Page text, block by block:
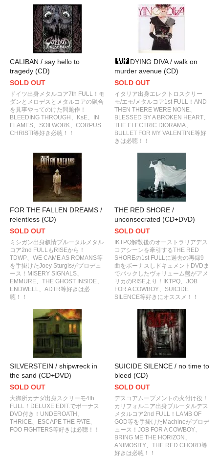
CALIBAN / say hello to
tragedy (CD)
SOLD OUT
ドイツ出身メタルコア7th FULL！モ
ダンとメロデスとメタルコアの融合
を見事やってのけた問題作！
BLEEDING THROUGH、KsE、IN
FLAMES、SOILWORK、CORPUS
CHRISTI等好き必聴！！
DYING DIVA / walk on
murder avenue (CD)
SOLD OUT
イタリア出身エレクトロスクリー
モ/エモ/メタルコア1st FULL！AND
THEN THERE WERE NONE、
BLESSED BY A BROKEN HEART、
THE ELECTRIC DIORAMA、
BULLET FOR MY VALENTINE等好
きは必聴！！
FOR THE FALLEN DREAMS /
relentless (CD)
SOLD OUT
ミシガン出身叙情ブルータルメタル
コア2nd FULLもRISEから！
TDWP、WE CAME AS ROMANS等
を手掛けたJoey Sturgisがプロデュ
ース！MISERY SIGNALS、
EMMURE、THE GHOST INSIDE、
ENDWELL、ADTR等好きは必
聴！！
THE RED SHORE /
unconsecrated (CD+DVD)
SOLD OUT
IKTPQ解散後のオーストラリアデス
コアシーンを牽引するTHE RED
SHOREの1st FULLに過去の再録9
曲をボーナスしドキュメントDVDま
でパックしたヴォリューム盤がアメ
リカのRISEより！IKTPQ、JOB
FOR A COWBOY、SUICIDE
SILENCE等好きにオススメ！！
SILVERSTEIN / shipwreck in
the sand (CD+DVD)
SOLD OUT
大御所カナダ出身スクリーモ4th
FULL！DELUXE EDIT.でボーナス
DVD付き！UNDEROATH、
THRICE、ESCAPE THE FATE、
FOO FIGHTERS等好きは必聴！！
SUICIDE SILENCE / no time to
bleed (CD)
SOLD OUT
デスコアムーブメントの火付け役！
カリフォルニア出身ブルータルデス
メタルコア2nd FULL！LAMB OF
GOD等を手掛けたMachineがプロデ
ュース！JOB FOR A COWBOY、
BRING ME THE HORIZON、
ANIMOSITY、THE RED CHORD等
好きは必聴！！